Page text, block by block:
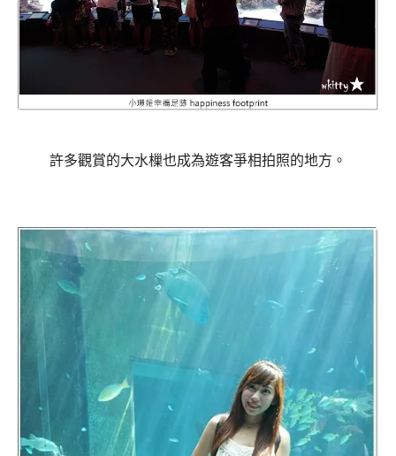
許多觀賞的大水樔也成為遊客爭相拍照的地方。